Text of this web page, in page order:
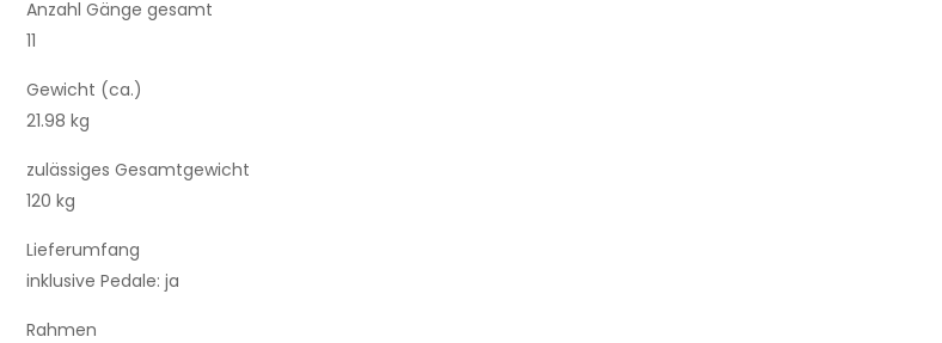
Anzahl Gänge gesamt
11
Gewicht (ca.)
21.98 kg
zulässiges Gesamtgewicht
120 kg
Lieferumfang
inklusive Pedale: ja
Rahmen